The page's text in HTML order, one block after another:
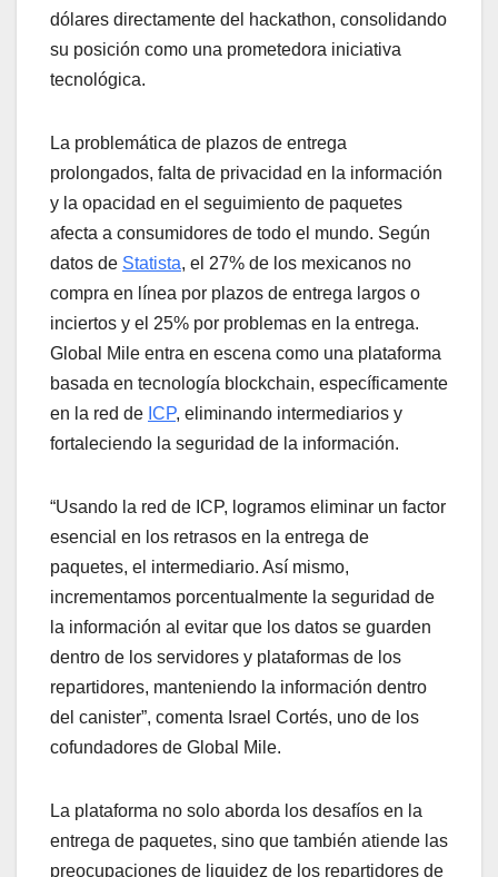
dólares directamente del hackathon, consolidando
su posición como una prometedora iniciativa
tecnológica.
La problemática de plazos de entrega
prolongados, falta de privacidad en la información
y la opacidad en el seguimiento de paquetes
afecta a consumidores de todo el mundo. Según
datos de Statista, el 27% de los mexicanos no
compra en línea por plazos de entrega largos o
inciertos y el 25% por problemas en la entrega.
Global Mile entra en escena como una plataforma
basada en tecnología blockchain, específicamente
en la red de ICP, eliminando intermediarios y
fortaleciendo la seguridad de la información.
“Usando la red de ICP, logramos eliminar un factor
esencial en los retrasos en la entrega de
paquetes, el intermediario. Así mismo,
incrementamos porcentualmente la seguridad de
la información al evitar que los datos se guarden
dentro de los servidores y plataformas de los
repartidores, manteniendo la información dentro
del canister”, comenta Israel Cortés, uno de los
cofundadores de Global Mile.
La plataforma no solo aborda los desafíos en la
entrega de paquetes, sino que también atiende las
preocupaciones de liquidez de los repartidores de